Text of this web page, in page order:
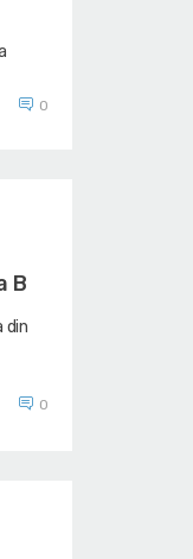
0
B
din
0